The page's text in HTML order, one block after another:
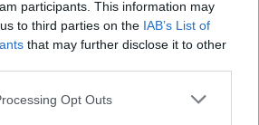
participants. This information may
to third parties on the IAB’s List of
that may further disclose it to other
app uses one or more Google
Opt Outs
παράδειγμα, ένας
στην περιοχή Etawah της
η νύφη αρνήθηκε να
αρραβωνιαστικό της αφού